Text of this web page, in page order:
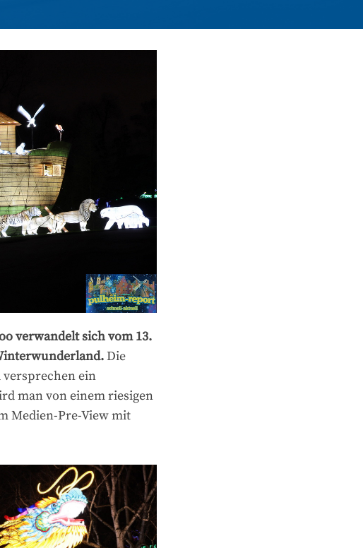
verwandelt sich vom 13.
Die
versprechen ein
man von einem riesigen
Medien-Pre-View mit